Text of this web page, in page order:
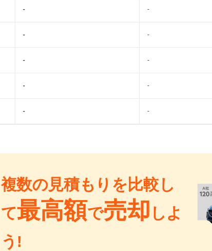
- -
- -
- -
- -
- -
複数の見積もりを比較し
て最高額で売却 しよ
う!